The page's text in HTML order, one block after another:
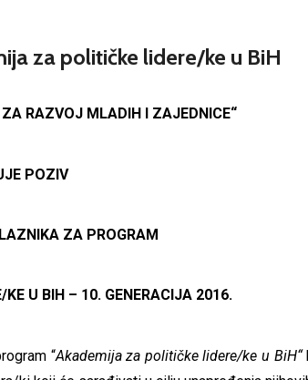
za političke lidere/ke u BiH
RAZVOJ MLADIH I ZAJEDNICE“
POZIV
ZA PROGRAM
U BIH – 10. GENERACIJA 2016.
“Akademija za političke lidere/ke u BiH“